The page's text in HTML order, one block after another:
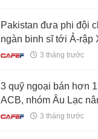
Pakistan đưa phi đội
ngàn binh sĩ tới Ả-rập
3 tháng trước
3 quỹ ngoại bán hơn
ACB, nhóm Âu Lạc
3 tháng trước